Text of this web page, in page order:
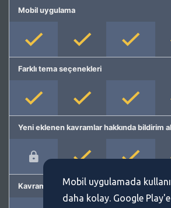
Mobil uygulama
Farklı tema seçenekleri
Yeni eklenen kavramlar hakkında bildirim
Kavram önermeMobil uygulamada
daha kolay. Google Play'e